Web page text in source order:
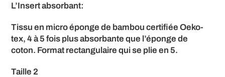
L’Insert absorbant:
Tissu en micro éponge de bambou certifiée Oeko-
tex, 4 à 5 fois plus absorbante que l’éponge de
coton. Format rectangulaire qui se plie en 5.
Taille 2